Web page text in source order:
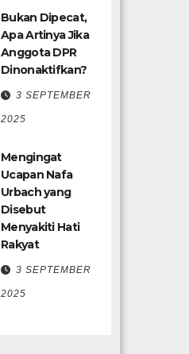
Bukan Dipecat,
Apa Artinya Jika
Anggota DPR
Dinonaktifkan?
3 SEPTEMBER
2025
Mengingat
Ucapan Nafa
Urbach yang
Disebut
Menyakiti Hati
Rakyat
3 SEPTEMBER
2025